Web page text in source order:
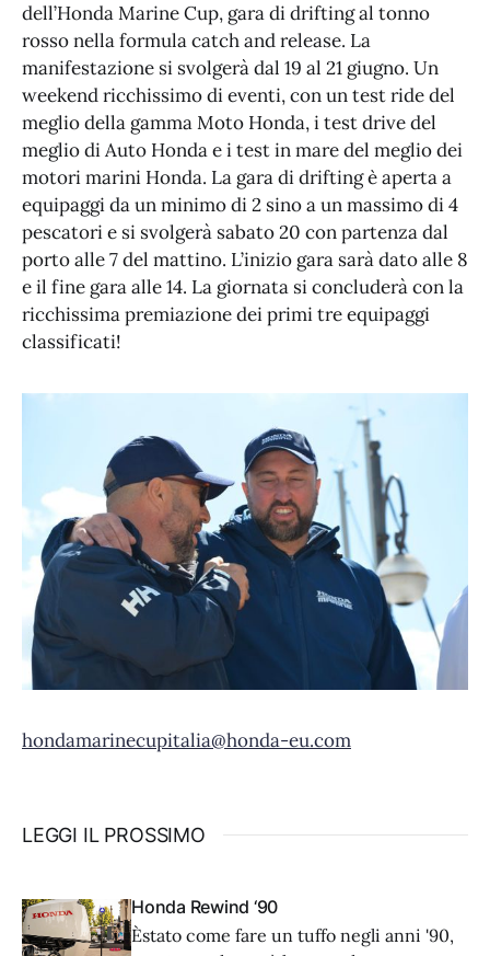
dell’Honda Marine Cup, gara di drifting al tonno
rosso nella formula catch and release. La
manifestazione si svolgerà dal 19 al 21 giugno. Un
weekend ricchissimo di eventi, con un test ride del
meglio della gamma Moto Honda, i test drive del
meglio di Auto Honda e i test in mare del meglio dei
motori marini Honda. La gara di drifting è aperta a
equipaggi da un minimo di 2 sino a un massimo di 4
pescatori e si svolgerà sabato 20 con partenza dal
porto alle 7 del mattino. L’inizio gara sarà dato alle 8
e il fine gara alle 14. La giornata si concluderà con la
ricchissima premiazione dei primi tre equipaggi
classificati!
hondamarinecupitalia@honda-eu.com
LEGGI IL PROSSIMO
Honda Rewind ‘90
Èstato come fare un tuffo negli anni '90,